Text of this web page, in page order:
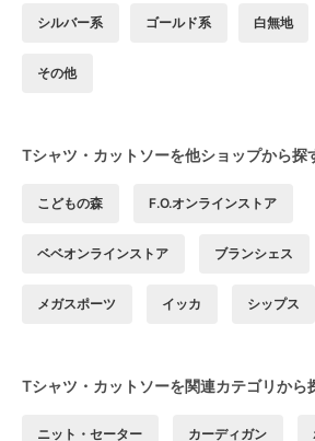
シルバー系 ゴールド系 白無地
その他
Tシャツ・カットソーを他ショップから探
こどもの森 F.O.オンラインストア
ベベオンラインストア ブランシェス
メガスポーツ イッカ シップス
Tシャツ・カットソーを関連カテゴリから
ニット・セーター カーディガン